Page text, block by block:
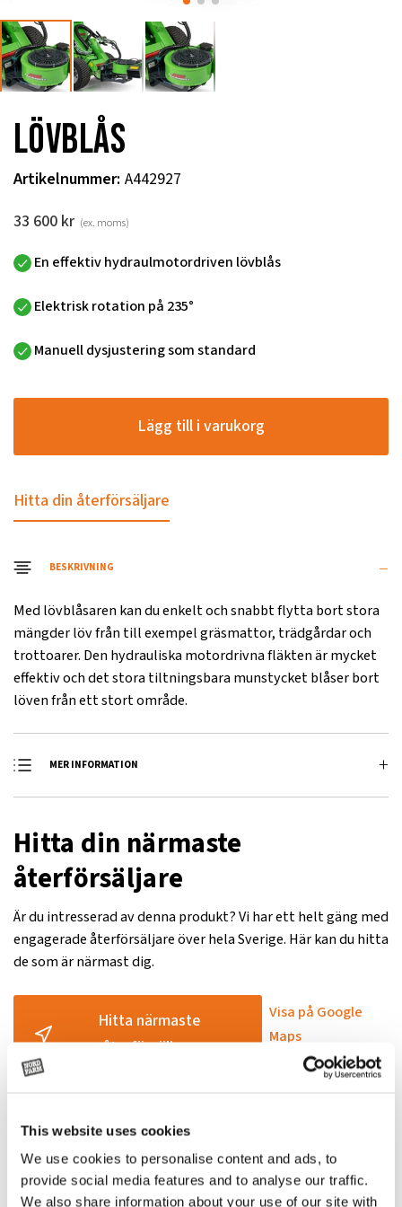
This website uses cookies
We use cookies to personalise content and ads, to
provide social media features and to analyse our traffic.
We also share information about your use of our site with
Lövblås
Artikelnummer: A442927
33 600 kr (ex. moms)
En effektiv hydraulmotordriven lövblås
Elektrisk rotation på 235°
Manuell dysjustering som standard
Lägg till i varukorg
Hitta din återförsäljare
BESKRIVNING
Med lövblåsaren kan du enkelt och snabbt flytta bort stora
mängder löv från till exempel gräsmattor, trädgårdar och
trottoarer. Den hydrauliska motordrivna fläkten är mycket
effektiv och det stora tiltningsbara munstycket blåser bort
löven från ett stort område.
MER INFORMATION
Bredd
Höjd
406 mm
Bredd på dysa
Rotationsvinkel
85 kg
Hitta din närmaste
återförsäljare
Är du intresserad av denna produkt? Vi har ett helt gäng med
engagerade återförsäljare över hela Sverige. Här kan du hitta
de som är närmast dig.
Hitta närmaste
återförsäljare
Visa på Google
Maps